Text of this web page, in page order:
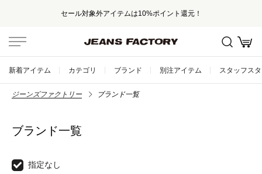
セール対象外アイテムは10%ポイント還元！
新着アイテム カテゴリ ブランド 別注アイテム スタッフス
ジーンズファクトリー ブランド一覧
ブランド一覧
指定なし